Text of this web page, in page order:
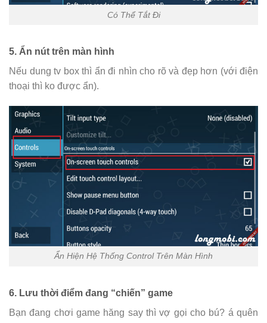
Có Thể Tắt Đi
5. Ẩn nút trên màn hình
Nếu dung tv box thì ẩn đi nhìn cho rõ và đẹp hơn (với điện
thoại thì ko được ẩn).
Ẩn Hiện Hệ Thống Control Trên Màn Hình
6. Lưu thời điểm đang “chiến” game
Bạn đang chơi game hăng say thì vợ gọi cho bú? á quên